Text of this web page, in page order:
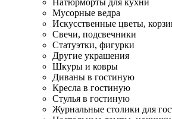
Натюрморты для кухни
Мусорные ведра
Искусственные цветы,
Свечи, подсвечники
Статуэтки, фигурки
Другие украшения
Шкуры и ковры
Диваны в гостиную
Кресла в гостиную
Стулья в гостиную
Журнальные столики для